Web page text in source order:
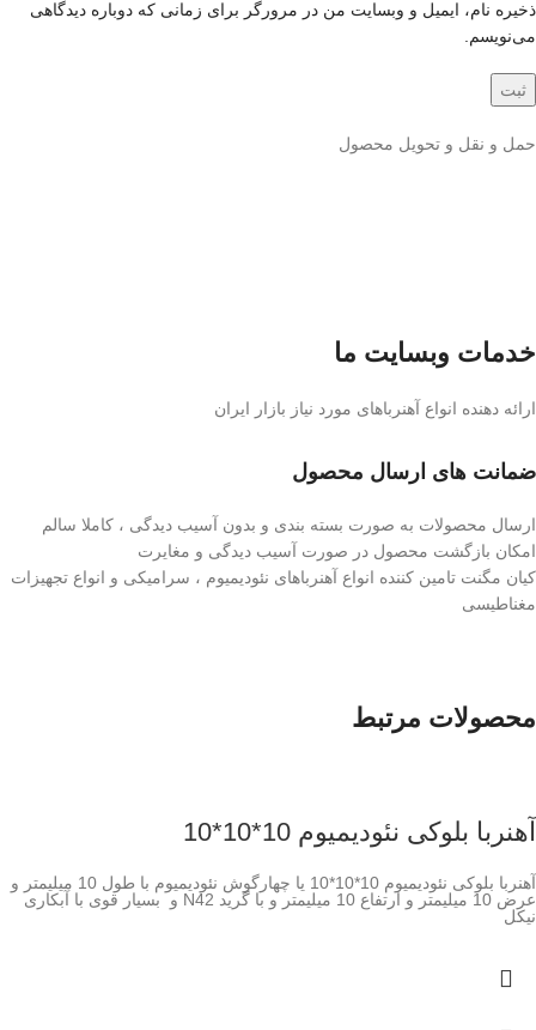
ذخیره نام، ایمیل و وبسایت من در مرورگر برای زمانی که دوباره دیدگاهی
می‌نویسم.
حمل و نقل و تحویل محصول
خدمات وبسایت ما
ارائه دهنده انواع آهنرباهای مورد نیاز بازار ایران
ضمانت های ارسال محصول
ارسال محصولات به صورت بسته بندی و بدون آسیب دیدگی ، کاملا سالم
امکان بازگشت محصول در صورت آسیب دیدگی و مغایرت
کیان مگنت تامین کننده انواع آهنرباهای نئودیمیوم ، سرامیکی و انواع تجهیزات
مغناطیسی
محصولات مرتبط
آهنربا بلوکی نئودیمیوم 10*10*10
آهنربا بلوکی نئودیمیوم 10*10*10 یا چهارگوش نئودیمیوم با طول 10 میلیمتر و
عرض 10 میلیمتر و ارتفاع 10 میلیمتر و با گرید N42 و بسیار قوی با آبکاری
نیکل